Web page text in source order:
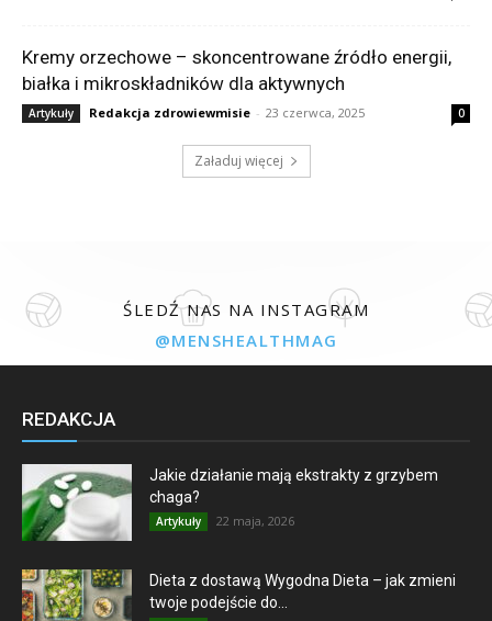
Kremy orzechowe – skoncentrowane źródło energii,
białka i mikroskładników dla aktywnych
Artykuły Redakcja zdrowiewmisie - 23 czerwca, 2025 0
Załaduj więcej
ŚLEDŹ NAS NA INSTAGRAM
@MENSHEALTHMAG
REDAKCJA
Jakie działanie mają ekstrakty z grzybem
chaga?
Artykuły 22 maja, 2026
Dieta z dostawą Wygodna Dieta – jak zmieni
twoje podejście do...